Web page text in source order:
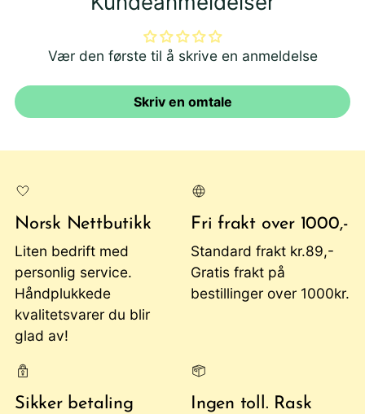
Vær den første til å skrive en anmeldelse
Skriv en omtale
Norsk Nettbutikk
Liten bedrift med
personlig service.
Håndplukkede
kvalitetsvarer du blir
glad av!
Fri frakt over 1000,-
Standard frakt kr.89,-
Gratis frakt på
bestillinger over 1000kr.
Sikker betaling
Ingen toll. Rask